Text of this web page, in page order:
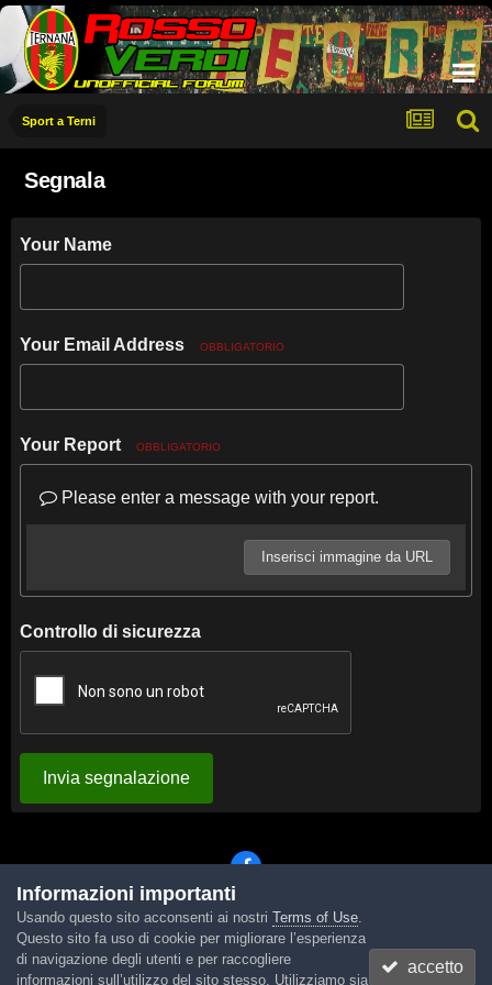
Sport a Terni
Segnala
Your Name
Your Email Address OBBLIGATORIO
Your Report OBBLIGATORIO
Please enter a message with your report.
Inserisci immagine da URL
Controllo di sicurezza
Invia segnalazione
Lingua Tema Contattaci Cookies
Powered by Invision Community
Informazioni importanti
Usando questo sito acconsenti ai nostri Terms of Use.
Questo sito fa uso di cookie per migliorare l’esperienza
di navigazione degli utenti e per raccogliere
informazioni sull’utilizzo del sito stesso. Utilizziamo sia
accetto